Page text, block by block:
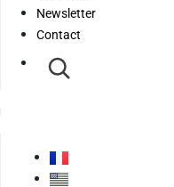
Newsletter
Contact